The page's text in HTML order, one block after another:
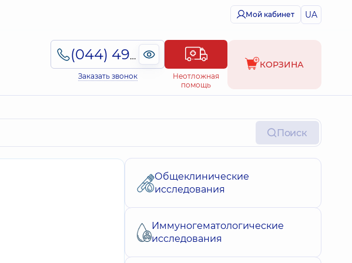
Мой кабинет UA
(044) 495-2-888
Заказать звонок
Неотложная
помощь
КОРЗИНА
Поиск
Общеклинические
исследования
Иммуногематологические
исследования